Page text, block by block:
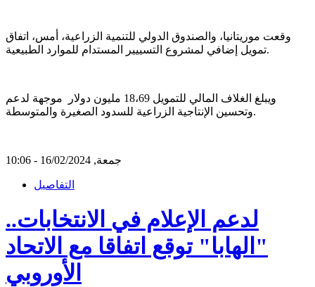
وقعت موريتانيا، والصندوق الدولي للتنمية الزراعية، أمس، اتفاق
تمويل إضافي لمشروع التسييير المستدام للموارد الطبيعية.
ويبلغ الغلاف المالي للتمويل 18،69 مليون دولار موجهة لدعم
وتحسين الإنتاجية الزراعية للسدود الصغيرة والمتوسطة.
جمعة, 16/02/2024 - 10:06
التفاصيل
لدعم الإعلام في الانتخابات..
"الهابا" توقع اتفاقا مع الاتحاد
الأوروبي